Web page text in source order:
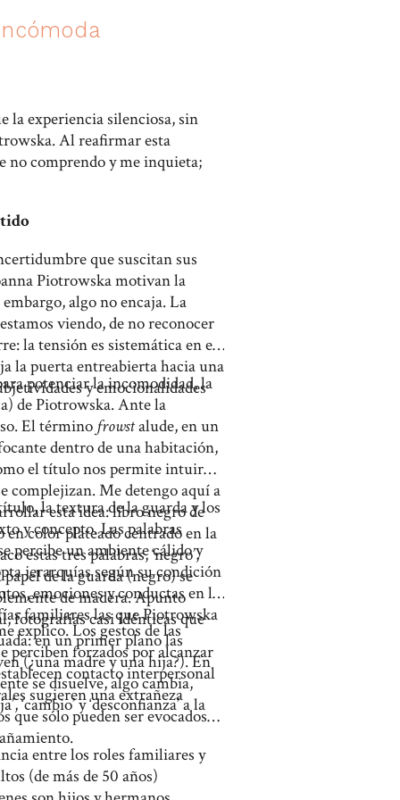
la experiencia silenciosa, sin
Al reafirmar esta
no comprendo y me inquieta;
que suscitan sus
Piotrowska motivan la
algo no encaja. La
viendo, de no reconocer
la tensión es sistemática en el
la puerta entreabierta hacia una
y emocionalidades
potenciar la incomodidad, la
de Piotrowska. Ante la
El término frowstalude, en un
dentro de una habitación,
el título nos permite intuir
complejizan. Me detengo aquí a
esta idea: libro negro de
color plateado centrado en la
estas tres palabras, ‘negro’,
de la guarda (negro) se
de madera. Apunto
fotografías casi idénticas que
en un primer plano las
(¿una madre y una hija?). En
se disuelve, algo cambia,
‘cambio’ y ‘desconfianza’ a la
la textura de la guarda y los
y concepto. Las palabras
percibe un ambiente cálido y
jerarquías según su condición
emociones y conductas en la
familiares las que Piotrowska
explico. Los gestos de las
perciben forzados por alcanzar
contacto interpersonal
sugieren una extrañeza
que sólo pueden ser evocados
entre los roles familiares y
(de más de 50 años)